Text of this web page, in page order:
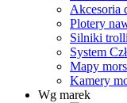
Akcesoria
Plotery
Silniki
System
Mapy
Kamery
Wg marek